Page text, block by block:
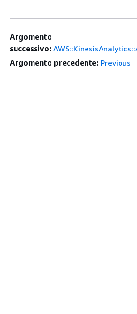
Argomento
successivo:
Argomento precedente: Previous